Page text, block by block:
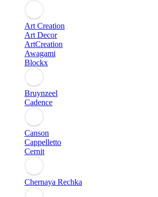
Art Creation
Art Decor
ArtCreation
Awagami
Blockx
Bruynzeel
Cadence
Canson
Cappelletto
Cernit
Chernaya Rechka